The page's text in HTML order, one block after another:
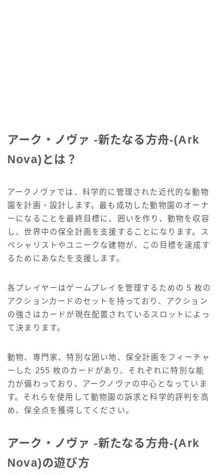
アーク・ノヴァ -新たなる方舟-(Ark
Nova)とは？
アークノヴァでは、科学的に管理された近代的な動物
園を計画・設計します。最も成功した動物園のオーナ
ーになることを最終目標に、囲いを作り、動物を収容
し、世界中の保全計画を支援することになります。ス
ペシャリストやユニークな建物が、この目標を達成す
るためにあなたを支援します。
各プレイヤーはゲームプレイを管理するための 5 枚の
アクションカードのセットを持っており、アクション
の強さはカードが現在配置されているスロットによっ
て決まります。
動物、専門家、特別な囲い地、保全計画をフィーチャ
ーした 255 枚のカードがあり、それぞれに特別な能
力が備わっており、アークノヴァの中心となっていま
す。それらを使用して動物園の訴求と科学的評判を高
め、保全点を獲得してください。
アーク・ノヴァ -新たなる方舟-(Ark
Nova)の遊び方